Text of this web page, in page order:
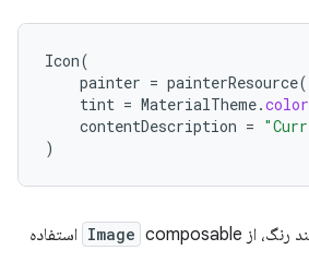
Icon(
painter = painterResource(
tint = MaterialTheme.
contentDescription =
)
رنگ، از Image composable استفاده